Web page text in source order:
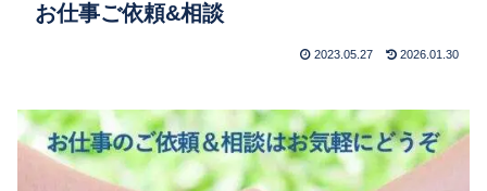
お仕事ご依頼&相談
2023.05.27 2026.01.30